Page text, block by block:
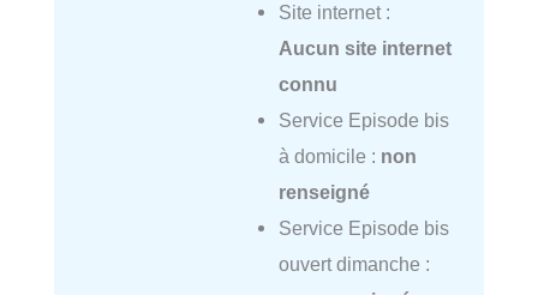
Site internet :
Aucun site internet
connu
Service Episode bis
à domicile : non
renseigné
Service Episode bis
ouvert dimanche :